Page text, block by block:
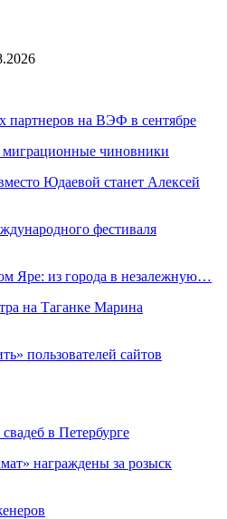
партнеров на ВЭФ в сентябре
чиновники
Юдаевой станет Алексей
фестиваля
Яре: из города в незалежную…
на Таганке Марина
пользователей сайтов
в Петербурге
награждены за розыск